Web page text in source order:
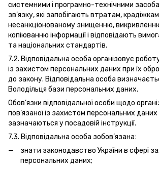
системними і програмно-технічними
зв’язку, які запобігають втратам,
несанкціонованому знищенню,
копіюванню інформації і відповідають
та національних стандартів.
7.2. Відповідальна особа організовує
із захистом персональних даних при їх
до закону. Відповідальна особа
Володільця бази персональних даних.
Обов’язки відповідальної особи щодо
пов’язаної із захистом персональних даних
зазначаються у посадовій інструкції.
7.3. Відповідальна особа зобов’язана:
знати законодавство України в сфері
персональних даних;